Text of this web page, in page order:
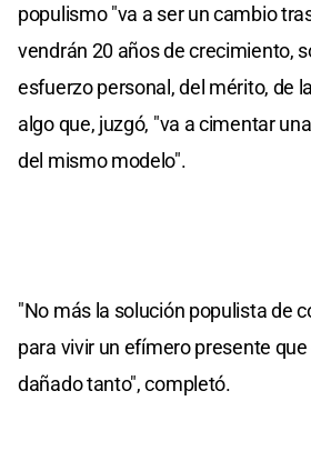
populismo "va a ser un cambio
vendrán 20 años de crecimiento,
esfuerzo personal, del mérito, de
algo que, juzgó, "va a cimentar
del mismo modelo".
"No más la solución populista de
para vivir un efímero presente
dañado tanto", completó.